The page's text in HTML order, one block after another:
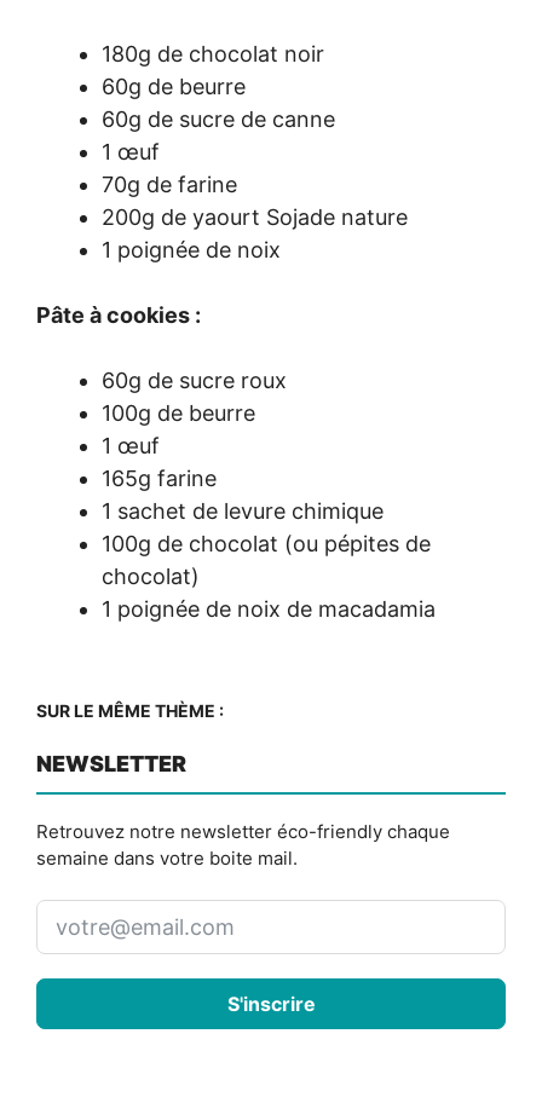
180g de chocolat noir
60g de beurre
60g de sucre de canne
1 œuf
70g de farine
200g de yaourt Sojade nature
1 poignée de noix
Pâte à cookies :
60g de sucre roux
100g de beurre
1 œuf
165g farine
1 sachet de levure chimique
100g de chocolat (ou pépites de
chocolat)
1 poignée de noix de macadamia
SUR LE MÊME THÈME :
NEWSLETTER
Retrouvez notre newsletter éco-friendly chaque
semaine dans votre boite mail.
S'inscrire